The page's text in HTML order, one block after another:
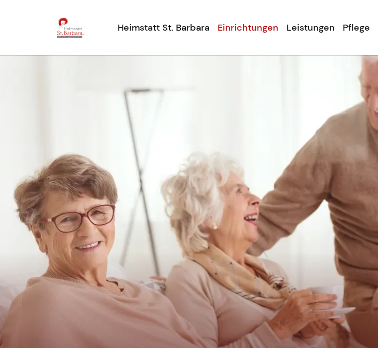
Heimstatt St. Barbara Einrichtungen Leistungen Pflege